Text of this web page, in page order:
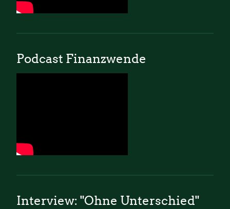
Podcast Finanzwende
Interview: "Ohne Unterschied"